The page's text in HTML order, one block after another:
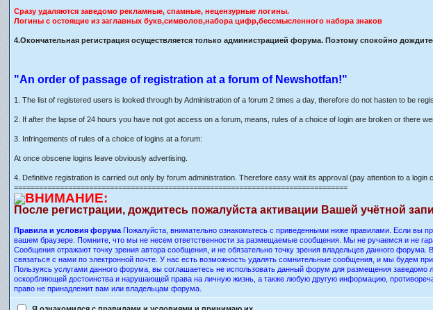
Сразу удаляются заведомо рекламные, спамные, нецензурные логины.
Логины с остоящие из заглавных букв,символов,набора цифр,бессмысленного набора знаков
4.Окончательная регистрация осуществляется только администрацией форума. Поэтому спокойно
"An order of passage of registration at a forum of Newshotfan!"
1. The list of registered users is looked through by Administration of a forum 2 times a day, therefore do not hasten to be
2. If after the lapse of 24 hours you have not got access on a forum, means, rules of a choice of login are broken or there
3. Infringements of rules of a choice of logins at a forum:
At once obscene logins leave obviously advertising.
4. Definitive registration is carried out only by forum administration. Therefore easy wait its approval (pay attention to a login
================================================================================
ВНИМАНИЕ:
После регистрации, дождитесь пожалуйста активации Вашей учётной
Правила и условия форума Пожалуйста, внимательно ознакомьтесь с приведенными ниже правилами. Если вы
вашем браузере. Помните, что мы не несем ответственности за размещаемые сообщения. Мы не ручаемся и не
Сообщения отражают точку зрения автора сообщения, и не обязательно точку зрения владельцев данного
связаться с нами по электронной почте. У нас есть возможность удалять сомнительные сообщения, и мы будем
Пользуясь услугами данного форума, вы соглашаетесь не использовать данный форум для размещения
оскорбляющей достоинства и нарушающей права на личную жизнь, а также любую другую информацию,
право не принадлежит вам или владельцам форума.